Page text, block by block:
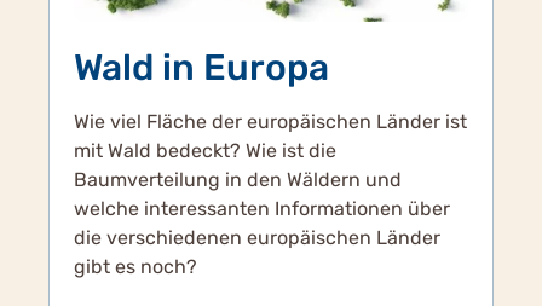
Wald in Europa
Wie viel Fläche der europäischen Länder ist
mit Wald bedeckt? Wie ist die
Baumverteilung in den Wäldern und
welche interessanten Informationen über
die verschiedenen europäischen Länder
gibt es noch?